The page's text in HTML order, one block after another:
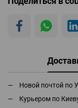
Новой почтой по
Курьером по